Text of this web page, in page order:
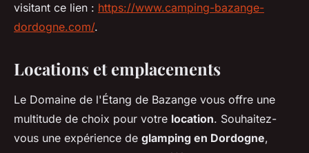
visitant ce lien : https://www.camping-bazange-
dordogne.com/.
Locations et emplacements
Le Domaine de l'Étang de Bazange vous offre une
multitude de choix pour votre location. Souhaitez-
vous une expérience de glamping en Dordogne,